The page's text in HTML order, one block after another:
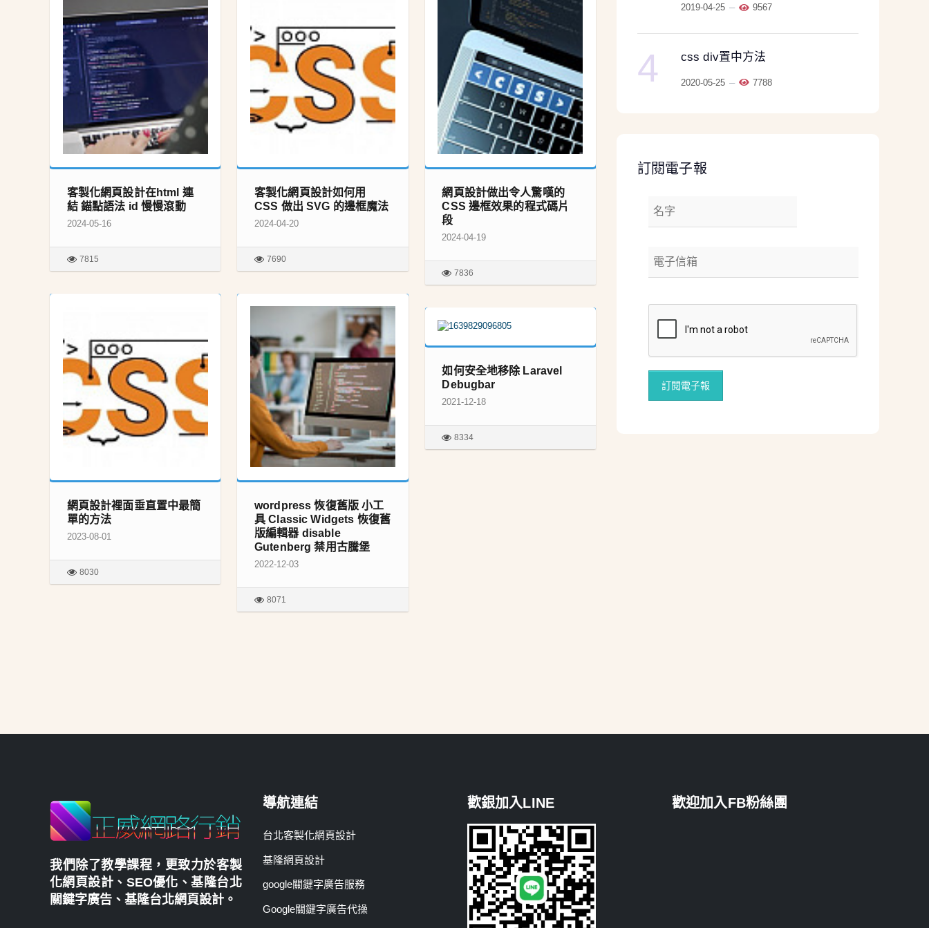
客製化網頁設計在html 連
結 錨點語法 id 慢慢滾動
2024-05-16
7815
客製化網頁設計如何用
CSS 做出 SVG 的邊框魔法
2024-04-20
7690
網頁設計做出令人驚嘆的
CSS 邊框效果的程式碼片
段
2024-04-19
7836
網頁設計裡面垂直置中最簡
單的方法
2023-08-01
8030
wordpress 恢復舊版 小工
具 Classic Widgets 恢復舊
版編輯器 disable
Gutenberg 禁用古騰堡
2022-12-03
8071
如何安全地移除 Laravel
Debugbar
2021-12-18
8334
2019-04-25 9567
4 css div置中方法
2020-05-25 7788
訂閱電子報
我們除了教學課程，更致力於客製
化網頁設計 、 SEO優化 、基隆台北
關鍵字廣告 、 基隆台北網頁設計 。
導航連結
台北客製化網頁設計
基隆網頁設計
google關鍵字廣告服務
Google關鍵字廣告代操
歡銀加入LINE 歡迎加入FB粉絲團